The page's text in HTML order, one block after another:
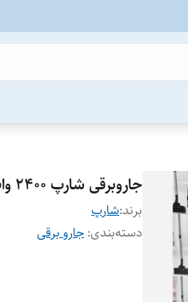
جاروبرقی شارپ 2400 وات مدل EC-BG2405A-G - اصلی
برند:شارپ
دسته‌بندی: جارو برقی